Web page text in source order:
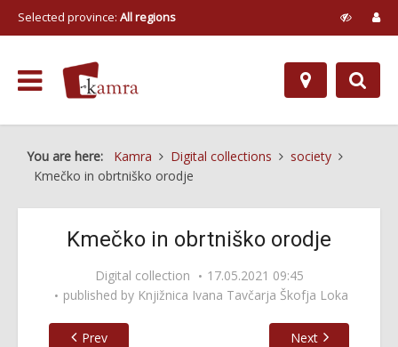
Selected province: All regions
You are here: Kamra Digital collections
society
Kmečko in obrtniško orodje
Kmečko in obrtniško orodje
Digital collection
17.05.2021 09:45
published by Knjižnica Ivana Tavčarja Škofja Loka
Prev Next